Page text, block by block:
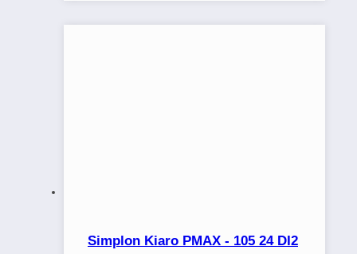
Simplon Kiaro PMAX - 105 24 DI2